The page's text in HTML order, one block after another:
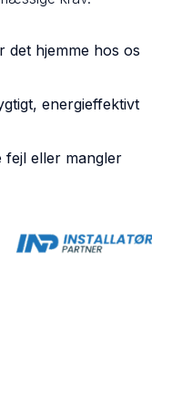
det hjemme hos os
energieffektivt
fejl eller mangler